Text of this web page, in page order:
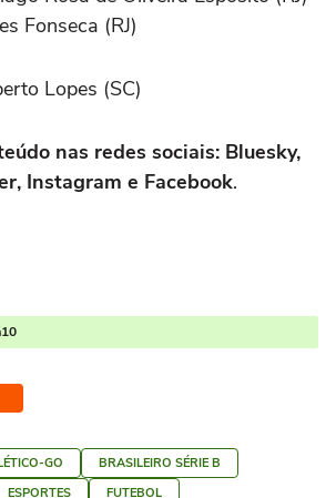
Fonseca (RJ)
Lopes (SC)
nas redes sociais: Bluesky,
Instagram e Facebook.
GO
BRASILEIRO SÉRIE B
ESPORTES FUTEBOL